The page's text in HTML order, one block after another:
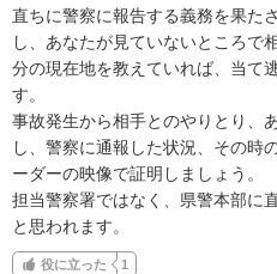
直ちに警察に報告する義務を果た
し、あなたが見ていないところで
分の現在地を教えていれば、当て
す。
事故発生から相手とのやりとり、
し、警察に通報した状況、その時
ーダーの映像で証明しましょう。
担当警察署ではなく、県警本部に
と思われます。
役に立った 1